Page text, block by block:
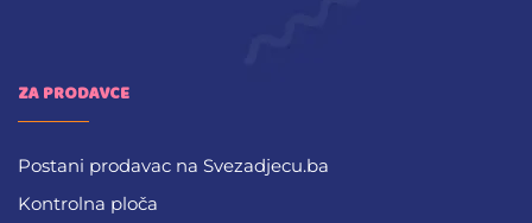
ZA PRODAVCE
Postani prodavac na Svezadjecu.ba
Kontrolna ploča